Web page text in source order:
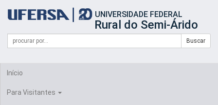
portal
UFERSA
UNIVERSIDADE FEDERAL
Rural do Semi-Árido
Formulário
Busca
Campo
de
Buscar
Início
Para Visitantes